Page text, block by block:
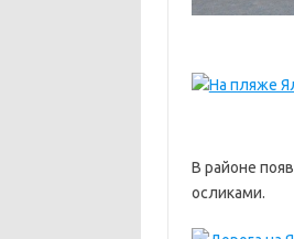
В районе
осликами.